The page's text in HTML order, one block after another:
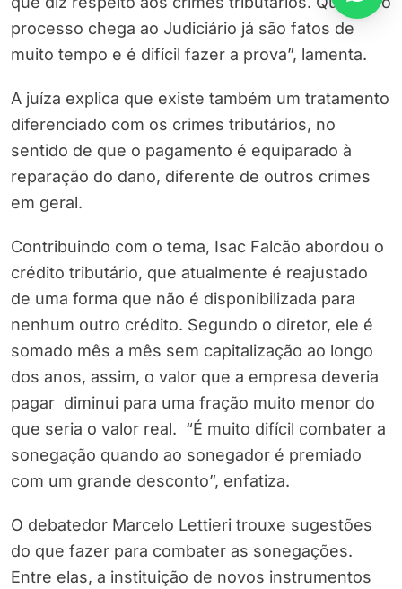
processo chega ao Judiciário já são fatos de
muito tempo e é difícil fazer a prova”, lamenta.
A juíza explica que existe também um tratamento
diferenciado com os crimes tributários, no
sentido de que o pagamento é equiparado à
reparação do dano, diferente de outros crimes
em geral.
Contribuindo com o tema, Isac Falcão abordou o
crédito tributário, que atualmente é reajustado
de uma forma que não é disponibilizada para
nenhum outro crédito. Segundo o diretor, ele é
somado mês a mês sem capitalização ao longo
dos anos, assim, o valor que a empresa deveria
pagar diminui para uma fração muito menor do
que seria o valor real. “É muito difícil combater a
sonegação quando ao sonegador é premiado
com um grande desconto”, enfatiza.
O debatedor Marcelo Lettieri trouxe sugestões
do que fazer para combater as sonegações.
Entre elas, a instituição de novos instrumentos